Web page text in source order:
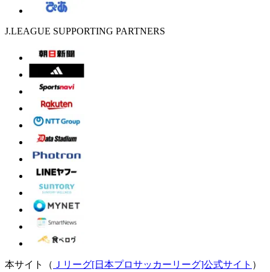
J.LEAGUE SUPPORTING PARTNERS
本サイト（ Ｊリーグ[日本プロサッカーリーグ]公式サイト ）